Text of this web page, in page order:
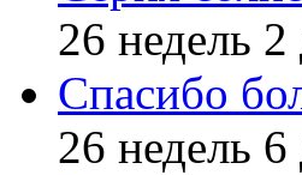
26 недель 2
Спасибо
26 недель 6